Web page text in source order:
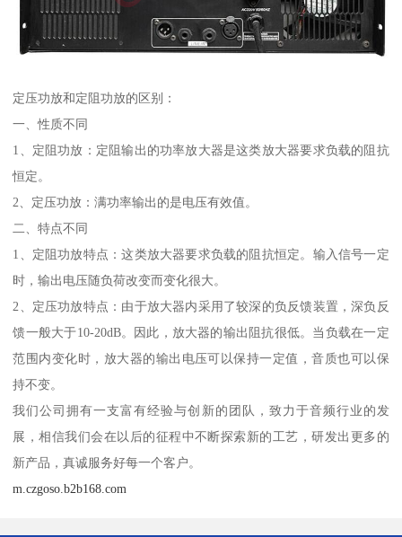
定压功放和定阻功放的区别：
一、性质不同
1、定阻功放：定阻输出的功率放大器是这类放大器要求负载的阻抗
恒定。
2、定压功放：满功率输出的是电压有效值。
二、特点不同
1、定阻功放特点：这类放大器要求负载的阻抗恒定。输入信号一定
时，输出电压随负荷改变而变化很大。
2、定压功放特点：由于放大器内采用了较深的负反馈装置，深负反
馈一般大于10-20dB。因此，放大器的输出阻抗很低。当负载在一定
范围内变化时，放大器的输出电压可以保持一定值，音质也可以保
持不变。
我们公司拥有一支富有经验与创新的团队，致力于音频行业的发
展，相信我们会在以后的征程中不断探索新的工艺，研发出更多的
新产品，真诚服务好每一个客户。
m.czgoso.b2b168.com